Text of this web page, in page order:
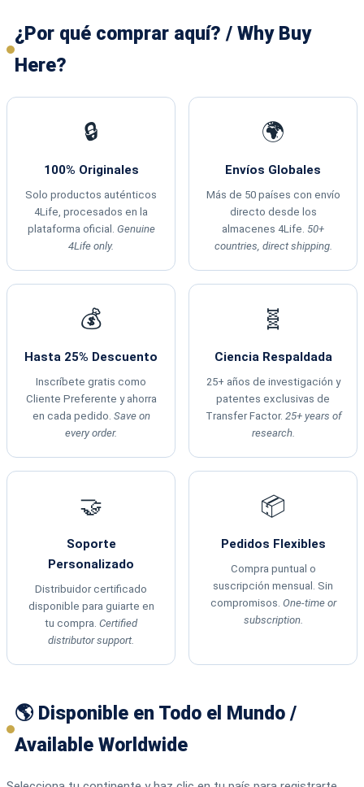
¿Por qué comprar aquí? / Why Buy
Here?
🔒
100% Originales
Solo productos auténticos
4Life, procesados en la
plataforma oficial. Genuine
4Life only.
🌍
Envíos Globales
Más de 50 países con envío
directo desde los
almacenes 4Life. 50+
countries, direct shipping.
💰
Hasta 25% Descuento
Inscríbete gratis como
Cliente Preferente y ahorra
en cada pedido. Save on
every order.
🧬
Ciencia Respaldada
25+ años de investigación y
patentes exclusivas de
Transfer Factor. 25+ years of
research.
🤝
Soporte
Personalizado
Distribuidor certificado
disponible para guiarte en
tu compra. Certified
distributor support.
📦
Pedidos Flexibles
Compra puntual o
suscripción mensual. Sin
compromisos. One-time or
subscription.
🌎 Disponible en Todo el Mundo /
Available Worldwide